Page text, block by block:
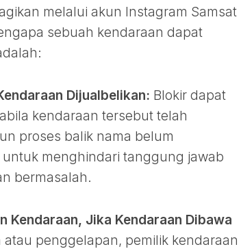
melalui akun Instagram Samsat
sebuah kendaraan dapat
Dijualbelikan: Blokir dapat
kendaraan tersebut telah
proses balik nama belum
menghindari tanggung jawab
bermasalah.
Kendaraan, Jika Kendaraan Dibawa
penggelapan, pemilik kendaraan